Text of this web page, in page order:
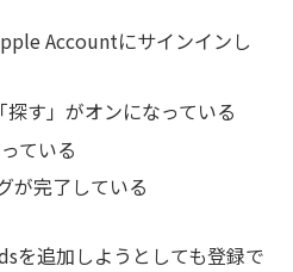
Accountにサインインし
す」がオンになっている
ている
が完了している
を追加しようとしても登録で